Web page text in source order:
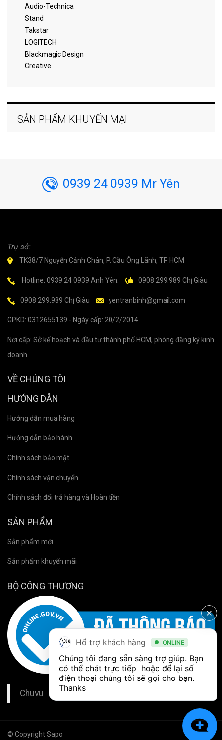
Audio-Technica
Stand
Takstar
LOGITECH
Blackmagic Design
Creative
SẢN PHẨM KHUYẾN MẠI
0939 24 0939 Mr Yên
Trụ sở:
TK38/7 Nguyễn Cảnh Chân, P. Cầu Ông Lãnh, TP HCM
Hotline: 0939 24 0939 Anh Yên. 0908 299.989 Chị Giàu
0908 299.989 Chị Giàu yentranbinh@gmail.com
GPKD: 0312655139 - Ngày cấp: 20/2/2014
Nơi cấp: Sở kế hoạch và đầu tư thành phố HCM, phòng đăng ký kinh
doanh
VỀ CHÚNG TÔI
HƯỚNG DẪN
Hướng dẫn mua hàng
Hướng dẫn bảo hành
Chính sách bảo mật
Chính sách vận chuyển
Chính sách đổi trả hàng và Hoàn tiền
SẢN PHẨM
Sản phẩm mới
Sản phẩm khuyến mãi
BỘ CÔNG THƯƠNG
Chuvu
© Copyright Sapo
Hổ trợ khách hàng ONLINE
Chúng tôi đang sẵn sàng trợ giúp. Bạn
có thể chát trực tiếp  hoặc để lại số
điện thoại chúng tôi sẽ gọi cho bạn.
Thanks